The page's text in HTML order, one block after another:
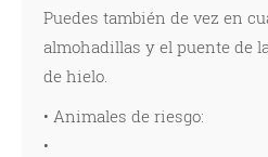
Puedes también de vez en
almohadillas y el puente de
de hielo.
• Animales de riesgo:
•